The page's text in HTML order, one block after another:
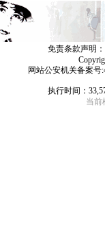
免责条款声明
网站公安机关备案号
执行时间：
当前